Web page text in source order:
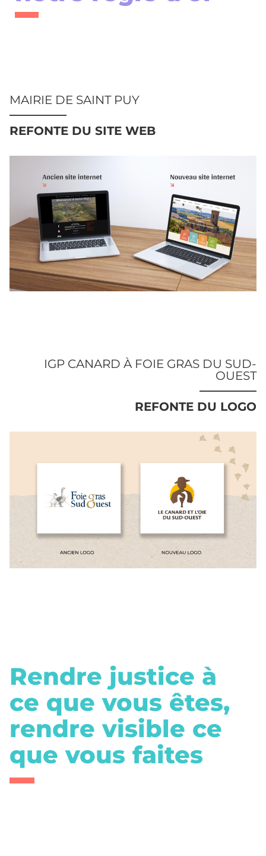
MAIRIE DE SAINT PUY
REFONTE DU SITE WEB
IGP CANARD À FOIE GRAS DU SUD-
OUEST
REFONTE DU LOGO
Rendre justice à
ce que vous êtes,
rendre visible ce
que vous faites